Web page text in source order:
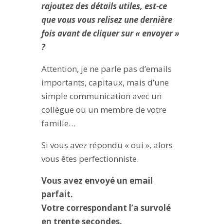
rajoutez des détails utiles, est-ce
que vous vous relisez une dernière
fois avant de cliquer sur « envoyer »
?
Attention, je ne parle pas d’emails
importants, capitaux, mais d’une
simple communication avec un
collègue ou un membre de votre
famille…
Si vous avez répondu « oui », alors
vous êtes perfectionniste.
Vous avez envoyé un email
parfait.
Votre correspondant l’a survolé
en trente secondes.